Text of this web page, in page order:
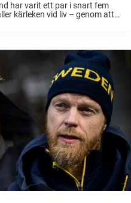
har varit ett par i snart fem
kärleken vid liv – genom att